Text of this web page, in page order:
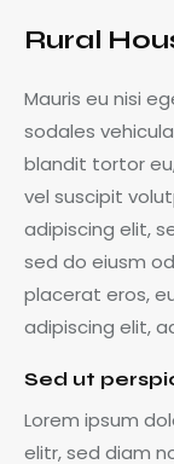
Rural
Mauris eu nisi
sodales
blandit tortor
vel suscipit
adipiscing elit,
sed do eiusm
placerat eros,
adipiscing elit,
Sed ut
Lorem ipsum
elitr, sed diam